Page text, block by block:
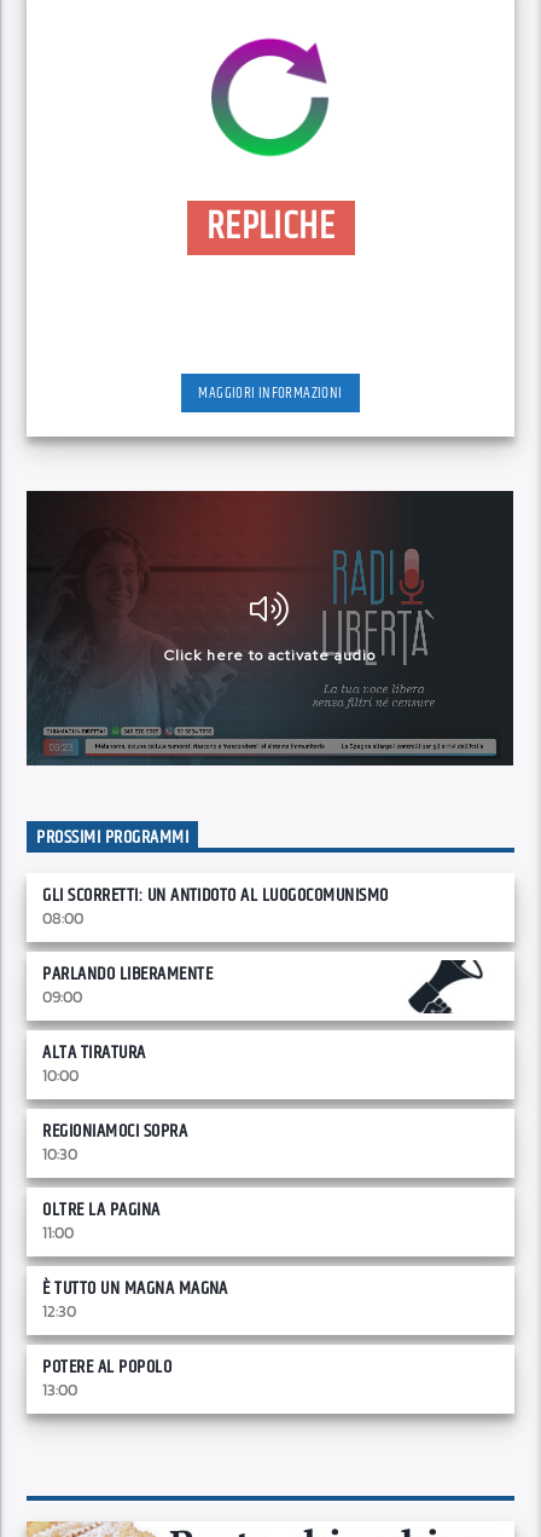
REPLICHE
MAGGIORI INFORMAZIONI
PROSSIMI PROGRAMMI
GLI SCORRETTI: UN ANTIDOTO AL LUOGOCOMUNISMO
08:00
PARLANDO LIBERAMENTE
09:00
ALTA TIRATURA
10:00
REGIONIAMOCI SOPRA
10:30
OLTRE LA PAGINA
11:00
È TUTTO UN MAGNA MAGNA
12:30
POTERE AL POPOLO
13:00